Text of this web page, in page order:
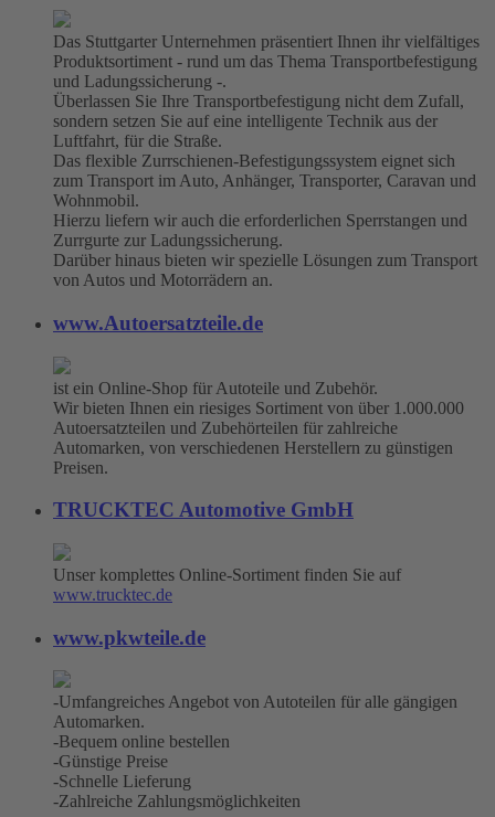
Das Stuttgarter Unternehmen präsentiert Ihnen ihr vielfältiges
Produktsortiment - rund um das Thema Transportbefestigung
und Ladungssicherung -.
Überlassen Sie Ihre Transportbefestigung nicht dem Zufall,
sondern setzen Sie auf eine intelligente Technik aus der
Luftfahrt, für die Straße.
Das flexible Zurrschienen-Befestigungssystem eignet sich
zum Transport im Auto, Anhänger, Transporter, Caravan und
Wohnmobil.
Hierzu liefern wir auch die erforderlichen Sperrstangen und
Zurrgurte zur Ladungssicherung.
Darüber hinaus bieten wir spezielle Lösungen zum Transport
von Autos und Motorrädern an.
www.Autoersatzteile.de
ist ein Online-Shop für Autoteile und Zubehör.
Wir bieten Ihnen ein riesiges Sortiment von über 1.000.000
Autoersatzteilen und Zubehörteilen für zahlreiche
Automarken, von verschiedenen Herstellern zu günstigen
Preisen.
TRUCKTEC Automotive GmbH
Unser komplettes Online-Sortiment finden Sie auf
www.trucktec.de
www.pkwteile.de
-Umfangreiches Angebot von Autoteilen für alle gängigen
Automarken.
-Bequem online bestellen
-Günstige Preise
-Schnelle Lieferung
-Zahlreiche Zahlungsmöglichkeiten